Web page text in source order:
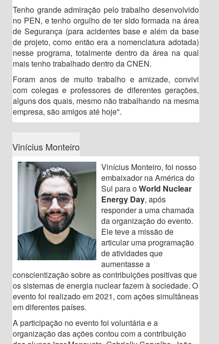
Tenho grande admiração pelo trabalho desenvolvido
no PEN, e tenho orgulho de ter sido formada na área
de Segurança (para acidentes base e além da base
de projeto, como então era a nomenclatura adotada)
nesse programa, totalmente dentro da área na qual
mais tenho trabalhado dentro da CNEN.
Foram anos de muito trabalho e amizade, convivi
com colegas e professores de diferentes gerações,
alguns dos quais, mesmo não trabalhando na mesma
empresa, são amigos até hoje".
Vinícius Monteiro
Vinícius Monteiro, foi nosso
embaixador na América do
Sul para oWorld Nuclear
Energy Day, após
responder a uma chamada
da organização do evento.
Ele teve a missão de
articular uma programação
de atividades que
aumentasse a
conscientização sobre as contribuições positivas que
os sistemas de energia nuclear fazem à sociedade. O
evento foi realizado em 2021, com ações simultâneas
em diferentes países.
A participação no evento foi voluntária e a
organização das ações contou com a contribuição